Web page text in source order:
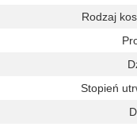
Rodzaj
Stopień